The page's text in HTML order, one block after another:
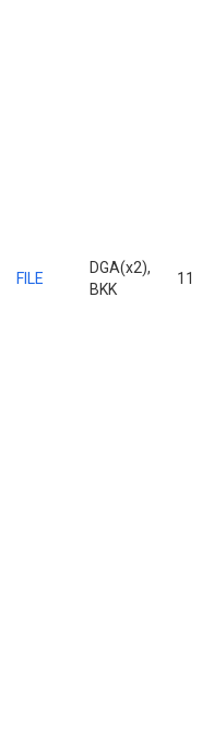
FILE
DGA(x2),
BKK
11